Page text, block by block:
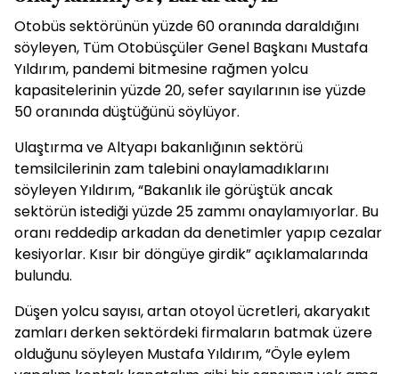
Otobüs sektörünün yüzde 60 oranında daraldığını
söyleyen, Tüm Otobüsçüler Genel Başkanı Mustafa
Yıldırım, pandemi bitmesine rağmen yolcu
kapasitelerinin yüzde 20, sefer sayılarının ise yüzde
50 oranında düştüğünü söylüyor.
Ulaştırma ve Altyapı bakanlığının sektörü
temsilcilerinin zam talebini onaylamadıklarını
söyleyen Yıldırım, “Bakanlık ile görüştük ancak
sektörün istediği yüzde 25 zammı onaylamıyorlar. Bu
oranı reddedip arkadan da denetimler yapıp cezalar
kesiyorlar. Kısır bir döngüye girdik” açıklamalarında
bulundu.
Düşen yolcu sayısı, artan otoyol ücretleri, akaryakıt
zamları derken sektördeki firmaların batmak üzere
olduğunu söyleyen Mustafa Yıldırım, “Öyle eylem